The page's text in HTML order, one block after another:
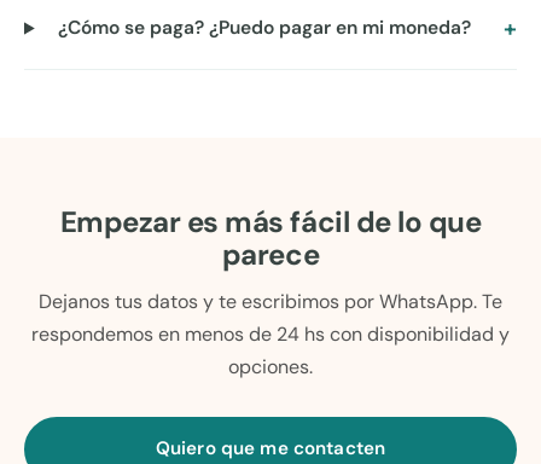
¿Cómo se paga? ¿Puedo pagar en mi moneda?
Empezar es más fácil de lo que
parece
Dejanos tus datos y te escribimos por WhatsApp. Te
respondemos en menos de 24 hs con disponibilidad y
opciones.
Quiero que me contacten